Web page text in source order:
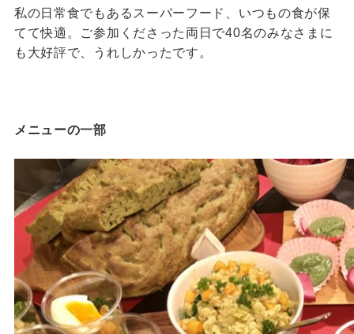
私の日常食でもあるスーパーフード、いつもの食が保
てて快適。ご参加くださった両日で40名のみなさまに
も大好評で、うれしかったです。
メニューの一部